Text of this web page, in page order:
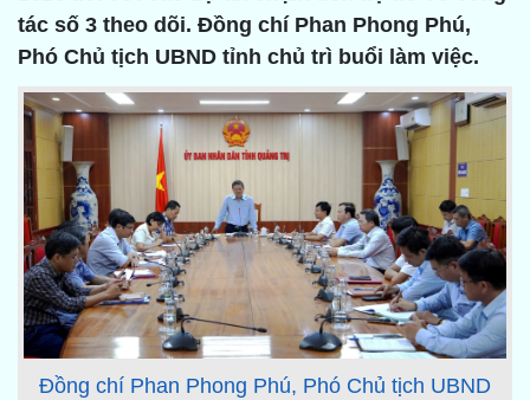
tác số 3 theo dõi. Đồng chí Phan Phong Phú,
Phó Chủ tịch UBND tỉnh chủ trì buổi làm việc.
Đồng chí Phan Phong Phú, Phó Chủ tịch UBND